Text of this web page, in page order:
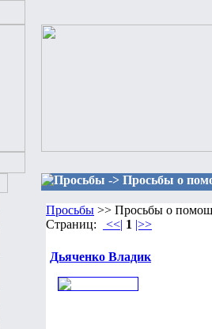
Просьбы -> Просьбы о
Просьбы >> Просьбы о
Страниц:
<<| 1 |>>
Дьяченко Владик